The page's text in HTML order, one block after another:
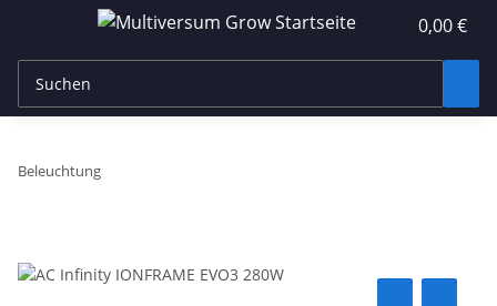
0,00 €
Beleuchtung